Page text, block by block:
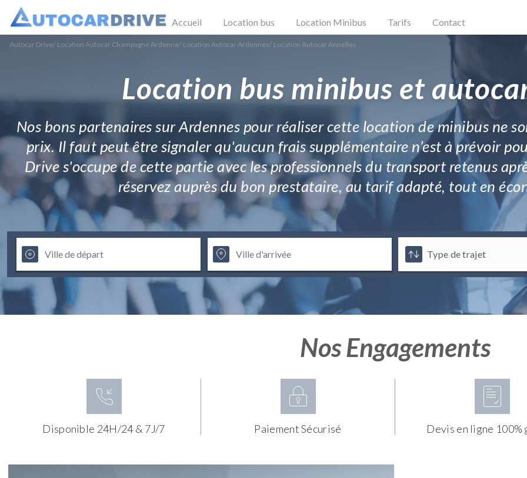
Accueil Location bus Location Minibus Tarifs Contact
Autocar Drive/ Location Autocar Champagne Ardenne/ Location Autocar Ardennes/ Location Autocar Annelles
Location bus minibus et
Nos bons partenaires sur Ardennes pour réaliser cette location de minibus ne
prix. Il faut peut être signaler qu'aucun frais supplémentaire n’est à prévoir
Drive s'occupe de cette partie avec les professionnels du transport retenus
réservez auprès du bon prestataire, au tarif adapté, tout en
Nos Engagements
Disponible 24H/24 & 7J/7 Paiement Sécurisé Devis en ligne